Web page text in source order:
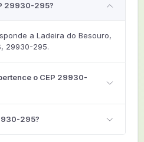
29930-295?
a Ladeira do Besouro,
29930-295.
o CEP 29930-
295?